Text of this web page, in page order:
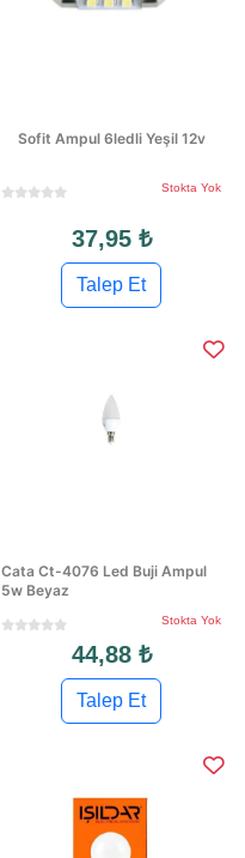
Sofit Ampul 6ledli Yeşil 12v
Stokta Yok
37,95 ₺
Talep Et
Cata Ct-4076 Led Buji Ampul
5w Beyaz
Stokta Yok
44,88 ₺
Talep Et